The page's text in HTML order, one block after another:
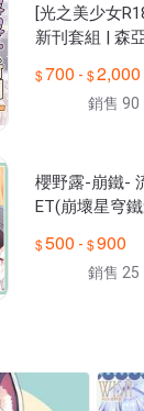
[光之美少女
新刊套組 | 森
700 - 2,000
銷售 90
櫻野露-崩鐵-
ET(崩壞星穹
500 - 900
銷售 25